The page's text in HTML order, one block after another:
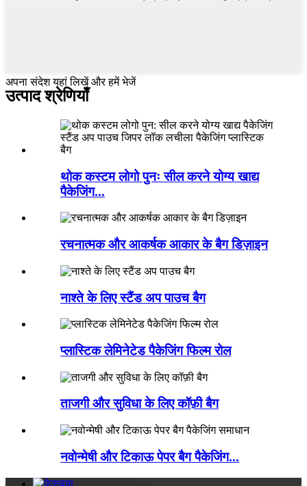
अपना संदेश यहां लिखें और हमें भेजें
उत्पाद श्रेणियाँ
थोक कस्टम लोगो पुनः सील करने योग्य खाद्य
पैकेजिंग...
रचनात्मक और आकर्षक आकार के बैग डिज़ाइन
नाश्ते के लिए स्टैंड अप पाउच बैग
प्लास्टिक लेमिनेटेड पैकेजिंग फिल्म रोल
ताजगी और सुविधा के लिए कॉफ़ी बैग
नवोन्मेषी और टिकाऊ पेपर बैग पैकेजिंग...